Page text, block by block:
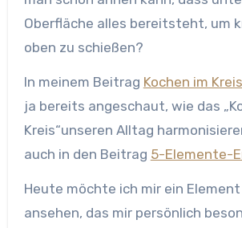
Oberfläche alles bereitsteht, um
oben zu schießen?
In meinem Beitrag Kochen im Kreis
ja bereits angeschaut, wie das
Kreis“unseren Alltag
auch in den Beitrag 5-Elemente-
Heute möchte ich mir ein
ansehen, das mir persönlich